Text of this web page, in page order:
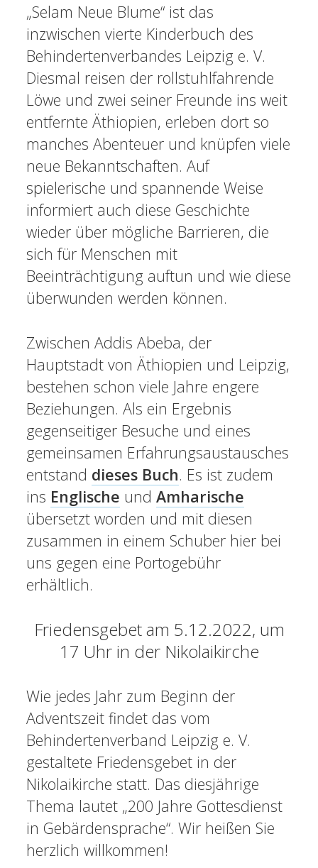
„Selam Neue Blume“ ist das
inzwischen vierte Kinderbuch des
Behindertenverbandes Leipzig e. V.
Diesmal reisen der rollstuhlfahrende
Löwe und zwei seiner Freunde ins weit
entfernte Äthiopien, erleben dort so
manches Abenteuer und knüpfen viele
neue Bekanntschaften. Auf
spielerische und spannende Weise
informiert auch diese Geschichte
wieder über mögliche Barrieren, die
sich für Menschen mit
Beeinträchtigung auftun und wie diese
überwunden werden können.
Zwischen Addis Abeba, der
Hauptstadt von Äthiopien und Leipzig,
bestehen schon viele Jahre engere
Beziehungen. Als ein Ergebnis
gegenseitiger Besuche und eines
gemeinsamen Erfahrungsaustausches
entstand dieses Buch. Es ist zudem
ins Englische undAmharische
übersetzt worden und mit diesen
zusammen in einem Schuber hier bei
uns gegen eine Portogebühr
erhältlich.
Friedensgebet am 5.12.2022, um
17 Uhr in der Nikolaikirche
Wie jedes Jahr zum Beginn der
Adventszeit findet das vom
Behindertenverband Leipzig e. V.
gestaltete Friedensgebet in der
Nikolaikirche statt. Das diesjährige
Thema lautet „200 Jahre Gottesdienst
in Gebärdensprache“. Wir heißen Sie
herzlich willkommen!